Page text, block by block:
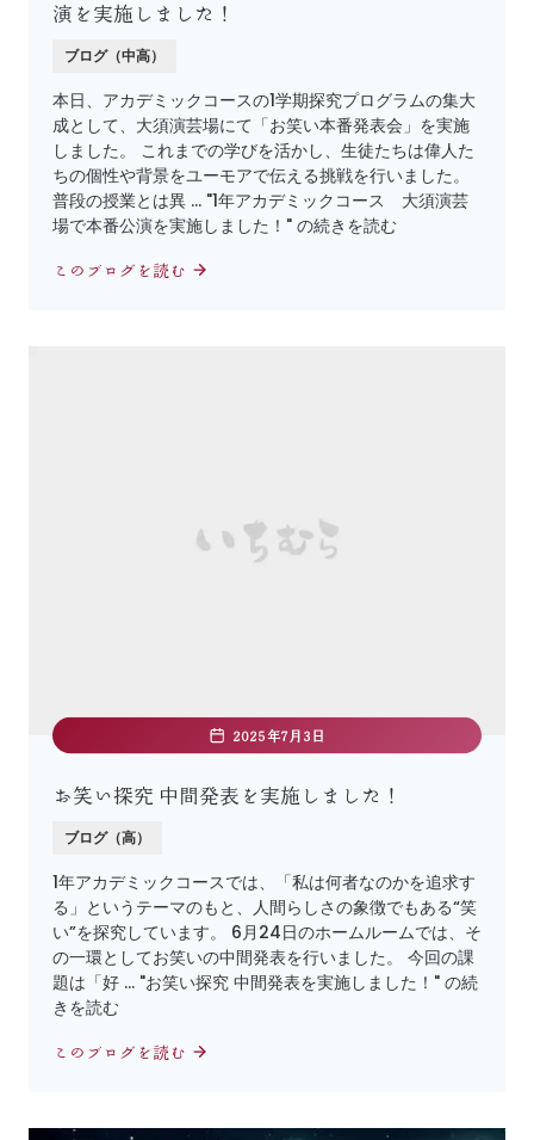
演を実施しました！
ブログ（中高）
本日、アカデミックコースの1学期探究プログラムの集大
成として、大須演芸場にて「お笑い本番発表会」を実施
しました。 これまでの学びを活かし、生徒たちは偉人た
ちの個性や背景をユーモアで伝える挑戦を行いました。
普段の授業とは異 … "1年アカデミックコース 大須演芸
場で本番公演を実施しました！" の続きを読む
このブログを読む
2025年7月3日
お笑い探究 中間発表を実施しました！
ブログ（高）
1年アカデミックコースでは、「私は何者なのかを追求す
る」というテーマのもと、人間らしさの象徴でもある“笑
い”を探究しています。 6月24日のホームルームでは、そ
の一環としてお笑いの中間発表を行いました。 今回の課
題は「好 … "お笑い探究 中間発表を実施しました！" の続
きを読む
このブログを読む